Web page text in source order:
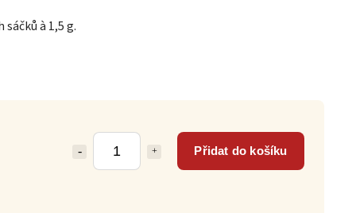
Přidat do košíku
à 1,5 g.